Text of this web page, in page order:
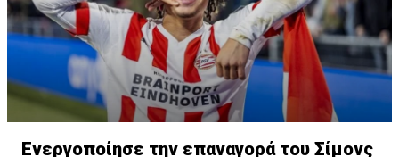
Ενεργοποίησε την επαναγορά του Σίμονς